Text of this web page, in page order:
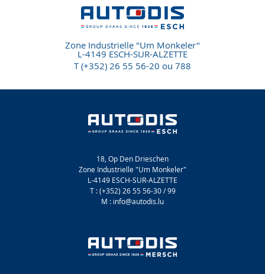
Zone Industrielle "Um Monkeler"
L-4149 ESCH-SUR-ALZETTE
T (+352) 26 55 56-20 ou 788
18, Op Den Drieschen
Zone Industrielle "Um Monkeler"
L-4149 ESCH-SUR-ALZETTE
T : (+352) 26 55 56-30 / 99
M : info@autodis.lu